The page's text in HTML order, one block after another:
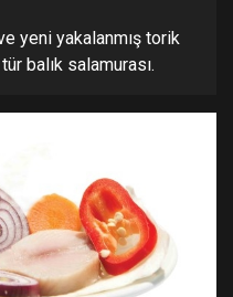
yeni yakalanmış torik
balık salamurası.